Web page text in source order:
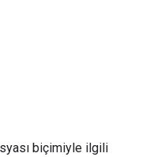
biçimiyle ilgili